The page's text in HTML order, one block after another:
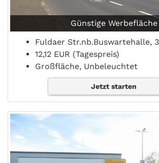
Günstige Werbefläche
Fuldaer Str.nb.Buswartehalle,
12,12 EUR (Tagespreis)
Großfläche, Unbeleuchtet
Jetzt starten